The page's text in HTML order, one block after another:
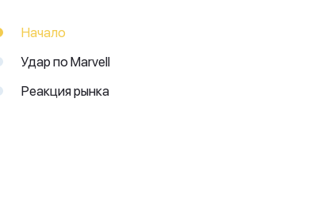
Начало
Удар по Marvell
Реакция рынка